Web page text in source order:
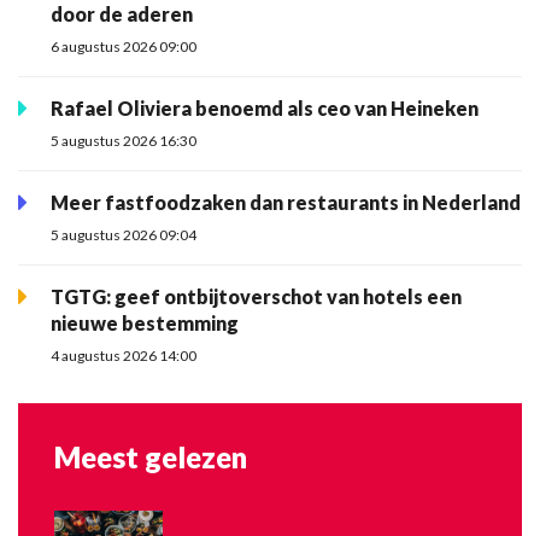
door de aderen
6 augustus 2026 09:00
Rafael Oliviera benoemd als ceo van Heineken
5 augustus 2026 16:30
Meer fastfoodzaken dan restaurants in Nederland
5 augustus 2026 09:04
TGTG: geef ontbijtoverschot van hotels een
nieuwe bestemming
4 augustus 2026 14:00
Meest gelezen